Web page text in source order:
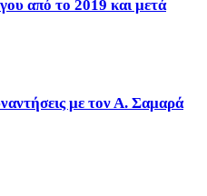
από το 2019 και μετά
με τον Α. Σαμαρά